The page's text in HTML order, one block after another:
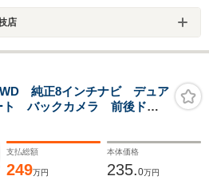
店
純正8インチナビ デュア
ト バックカメラ 前後ドラ
オープンカントリータ
ートヒーター フロアマッ
支払総額
249万円
本体価格
235.0万円